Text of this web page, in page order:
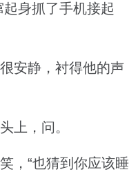
身抓了手机接起
安静，衬得他的声
上，问。
，“也猜到你应该睡